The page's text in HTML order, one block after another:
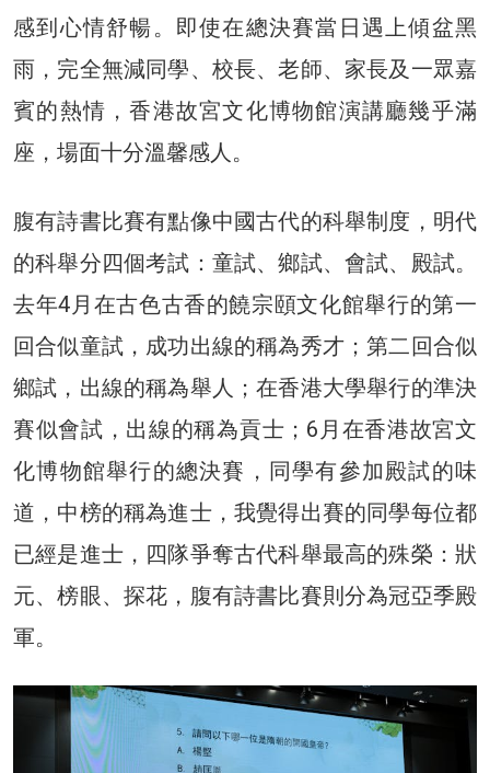
感到心情舒暢。即使在總決賽當日遇上傾盆黑
雨，完全無減同學、校長、老師、家長及一眾嘉
賓的熱情，香港故宮文化博物館演講廳幾乎滿
座，場面十分溫馨感人。
腹有詩書比賽有點像中國古代的科舉制度，明代
的科舉分四個考試：童試、鄉試、會試、殿試。
去年4月在古色古香的饒宗頤文化館舉行的第一
回合似童試，成功出線的稱為秀才；第二回合似
鄉試，出線的稱為舉人；在香港大學舉行的準決
賽似會試，出線的稱為貢士；6月在香港故宮文
化博物館舉行的總決賽，同學有參加殿試的味
道，中榜的稱為進士，我覺得出賽的同學每位都
已經是進士，四隊爭奪古代科舉最高的殊榮：狀
元、榜眼、探花，腹有詩書比賽則分為冠亞季殿
軍。